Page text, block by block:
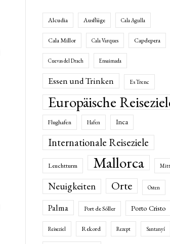
Alcudia Ausflüge Cala Agulla
Cala Millor Cala Varques Capdepera
Cuevas del Drach Ensaimada
Essen und Trinken Es Trenc
Europäische
Flughafen Hafen Inca
Internationale Reiseziele
Leuchtturm Mallorca
Neuigkeiten Orte Osten
Palma Port de Sóller Porto Cristo
Reiseziel Rekord Rezept Santanyí